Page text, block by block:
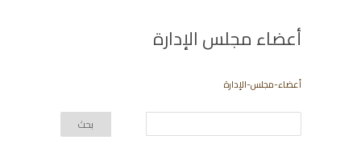
أعضاء مجلس الإدارة
أعضاء-مجلس-الإدارة